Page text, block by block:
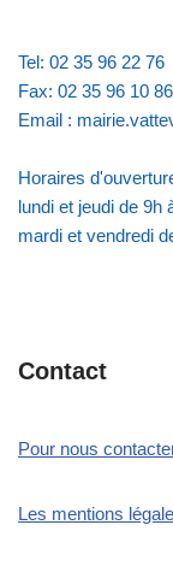
Tel: 02 35 96 22 76
Fax: 02 35 96 10 86
Email :
Horaires
lundi et jeudi de 9h
mardi et vendredi
Contact
Pour nous
Les mentions